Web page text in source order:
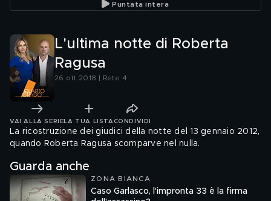
Puntata intera
L'ultima notte di Roberta
Ragusa
26 ott 2018 | Rete 4
VAI ALLA SERIE LA TUA LISTA CONDIVIDI
La ricostruzione dei giudici della notte del 13 gennaio 2012,
quando Roberta Ragusa scomparve nel nulla.
Guarda anche
ZONA BIANCA
Caso Garlasco, l'impronta 33 è la firma